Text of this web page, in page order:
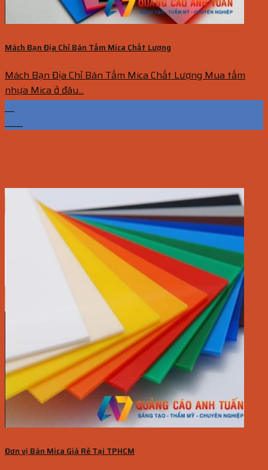
Mách Bạn Địa Chỉ Bán Tấm Mica Chất Lượng
Mách Bạn Địa Chỉ Bán Tấm Mica Chất Lượng Mua tấm
nhựa Mica ở đâu...
15
Th7
Đơn vị Bán Mica Giá Rẻ Tại TPHCM